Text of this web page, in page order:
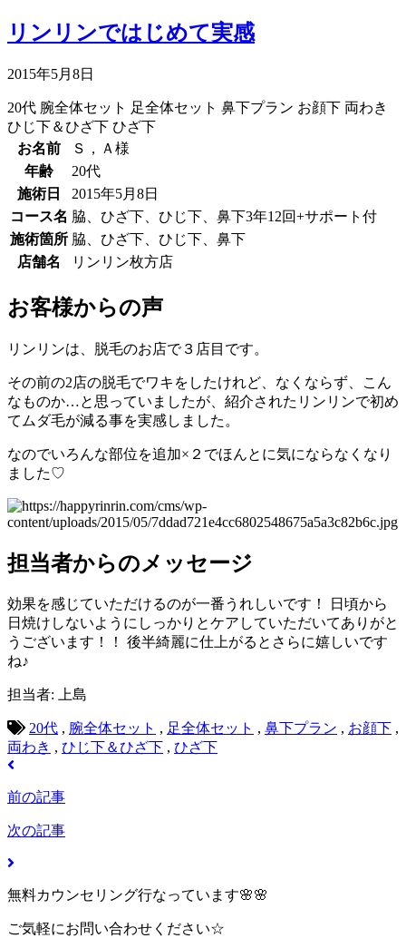
リンリンではじめて実感
2015年5月8日
20代 腕全体セット 足全体セット 鼻下プラン お顔下 両わき
ひじ下＆ひざ下 ひざ下
お名前
Ｓ，Ａ様
年齢
20代
施術日
2015年5月8日
コース名 脇、ひざ下、ひじ下、鼻下3年12回+サポート付
施術箇所 脇、ひざ下、ひじ下、鼻下
店舗名
リンリン枚方店
お客様からの声
リンリンは、脱毛のお店で３店目です。
その前の2店の脱毛でワキをしたけれど、なくならず、こん
なものか…と思っていましたが、紹介されたリンリンで初め
てムダ毛が減る事を実感しました。
なのでいろんな部位を追加×２でほんとに気にならなくなり
ました♡
担当者からのメッセージ
効果を感じていただけるのが一番うれしいです！ 日頃から
日焼けしないようにしっかりとケアしていただいてありがと
うございます！！ 後半綺麗に仕上がるとさらに嬉しいです
ね♪
担当者: 上島
20代 , 腕全体セット , 足全体セット , 鼻下プラン , お顔下 ,
両わき , ひじ下＆ひざ下 , ひざ下
前の記事
次の記事
無料カウンセリング行なっています🌸🌸
ご気軽にお問い合わせください☆